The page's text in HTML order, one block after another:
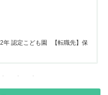
2年 認定こども園 【転職先】保